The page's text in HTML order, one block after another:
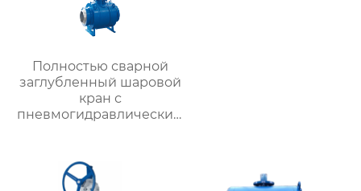
Полностью сварной
заглубленный шаровой
кран с
пневмогидравлическим